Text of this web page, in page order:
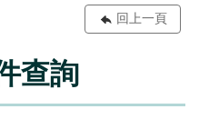
回上一頁
查詢